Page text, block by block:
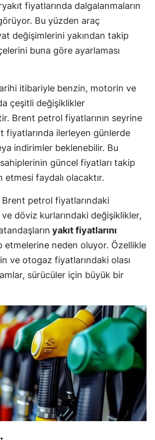
fiyatlarında dalgalanmaların
Bu yüzden araç
değişimlerini yakından takip
buna göre ayarlaması
itibariyle benzin, motorin ve
çeşitli değişiklikler
Brent petrol fiyatlarının seyrine
fiyatlarında ilerleyen günlerde
indirimler beklenebilir. Bu
güncel fiyatları takip
etmesi faydalı olacaktır.
petrol fiyatlarındaki
döviz kurlarındaki değişiklikler,
yakıt fiyatlarını
etmelerine neden oluyor. Özellikle
ve otogaz fiyatlarındaki olası
sürücüler için büyük bir